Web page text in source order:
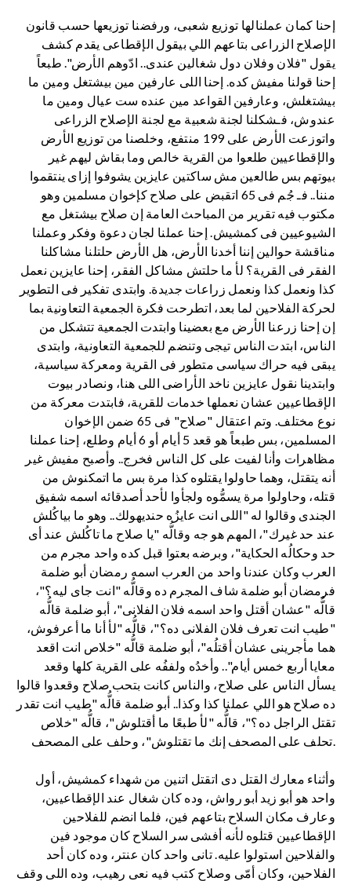
إحنا كمان عملنالها توزيع شعبى، ورفضنا توزيعها حسب قانون
الإصلاح الزراعى بتاعهم اللي بيقول الإقطاعى يقدم كشف
يقول "فلان وفلان دول شغالين عندى.. ادّوهم الأرض". طبعاً
إحنا قولنا مفيش كده. إحنا اللى عارفين مين بيشتغل ومين ما
بيشتغلش، وعارفين القواعد مين عنده ست عيال ومين ما
عندوش، فـشكلنا لجنة شعبية مع لجنة الإصلاح الزراعى
واتوزعت الأرض على 199 منتفع، وخلصنا من توزيع الأرض
والإقطاعيين طلعوا من القرية خالص وما بقاش ليهم غير
بيوتهم بس طالعين مش ساكتين عايزين يشوفوا إزاى ينتقموا
مننا.. فـ جُم فى 65 اتقبض على صلاح كإخوان مسلمين وهو
مكتوب فيه تقرير من المباحث العامة إن صلاح بيشتغل مع
الشيوعيين فى كمشيش. إحنا عملنا لجان دعوة وفكر وعملنا
مناقشة حوالين إننا أخدنا الأرض، هل الأرض حلتلنا مشاكلنا
الفقر فى القرية؟ لأ ما حلتش مشاكل الفقر، إحنا عايزين نعمل
كذا ونعمل كذا ونعمل زراعات جديدة. وابتدى تفكير فى التطوير
لحركة الفلاحين لما بعد، اتطرحت فكرة الجمعية التعاونية بما
إن إحنا زرعنا الأرض مع بعضينا وابتدت الجمعية تتشكل من
الناس، ابتدت الناس تيجى وتنضم للجمعية التعاونية، وابتدى
يبقى فيه حراك سياسى متطور فى القرية ومعركة سياسية،
وابتدينا نقول عايزين ناخد الأراضى اللى هنا، ونصادر بيوت
الإقطاعيين عشان نعملها خدمات للقرية، فابتدت معركة من
نوع مختلف. وتم اعتقال "صلاح" فى 65 ضمن الإخوان
المسلمين، بس طبعاً هو قعد 5 أيام أو 6 أيام وطلع، إحنا عملنا
مظاهرات وأنا لفيت على كل الناس فخرج.. وأصبح مفيش غير
أنه يتقتل، وهما حاولوا يقتلوه كذا مرة بس ما اتمكنوش من
قتله، وحاولوا مرة يسمُّوه ولجأوا لأحد أصدقائه اسمه شفيق
الجندى وقالوا له "اللى انت عايزُه حنديهولك.. وهو ما بياكُلش
عند حد غيرك"، المهم هو جه وقالُّه "يا صلاح ما تاكُلش عند أى
حد وحكالُه الحكاية"، وبرضه بعتوا قبل كده واحد مجرم من
العرب وكان عندنا واحد من العرب اسمه رمضان أبو ضلمة
فرمضان أبو ضلمة شاف المجرم ده وقالُّه "انت جاى ليه؟"،
قالُّه "عشان أقتل واحد اسمه فلان الفلانى"، أبو ضلمة قالُّه
"طيب انت تعرف فلان الفلانى ده؟"، قالُّه "لأ أنا ما أعرفوش،
هما مأجرينى عشان أقتلُه"، أبو ضلمة قالُّه "خلاص انت اقعد
معايا أربع خمس أيام".. وأخدُه ولففُه على القرية كلها وقعد
يسأل الناس على صلاح، والناس كانت بتحب صلاح وقعدوا قالوا
ده صلاح هو اللي عملنا كذا وكذا.. أبو ضلمة قالُّه "طيب انت تقدر
تقتل الراجل ده؟"، قالُّه "لأ طبعًا ما أقتلوش"، قالُّه "خلاص
تحلف على المصحف إنك ما تقتلوش"، وحلف على المصحف.
وأثناء معارك القتل دى اتقتل اتنين من شهداء كمشيش، أول
واحد هو أبو زيد أبو رواش، وده كان شغال عند الإقطاعيين،
وعارف مكان السلاح بتاعهم فين، فلما انضم للفلاحين
الإقطاعيين قتلوه لأنه أفشى سر السلاح كان موجود فين
والفلاحين استولوا عليه. تانى واحد كان عنتر، وده كان أحد
الفلاحين، وكان أمّى وصلاح كتب فيه نعى رهيب، وده اللى وقف